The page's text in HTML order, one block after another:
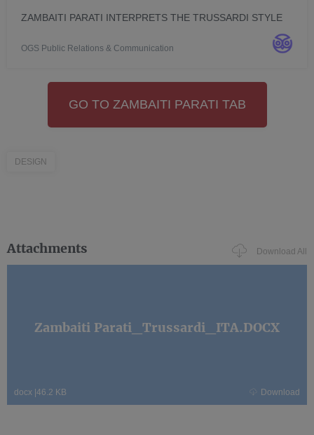
ZAMBAITI PARATI INTERPRETS THE TRUSSARDI STYLE
OGS Public Relations & Communication
GO TO ZAMBAITI PARATI TAB
DESIGN
Attachments Download All
Zambaiti Parati_Trussardi_ITA.DOCX
docx 46.2 KB Download